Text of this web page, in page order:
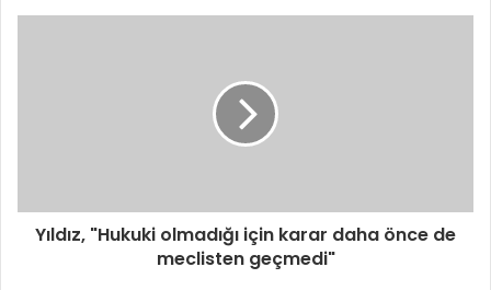
Yıldız, "Hukuki olmadığı için karar daha önce de
meclisten geçmedi"